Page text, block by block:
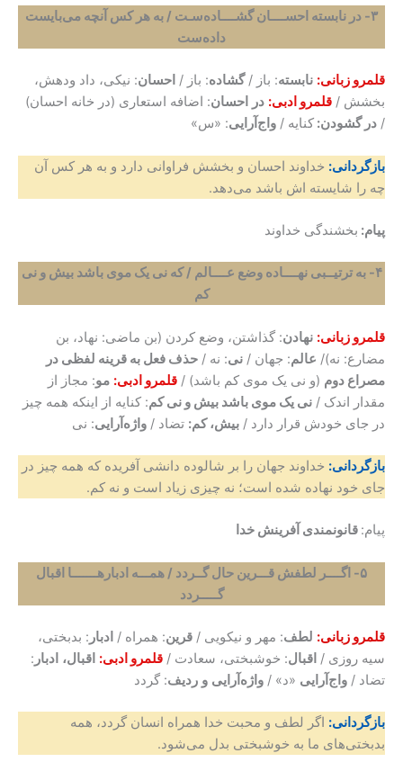
۳- در نابسته احســــان گشــــاده‌سـت / به هر کس آنچه می‌بایست
داده‌ست
قلمرو زبانی: نابسته: باز /گشاده: باز / احسان: نیکی، داد ودهش،
بخشش / قلمرو ادبی: در احسان: اضافه استعاری (در خانه احسان)
/ در گشودن: کنایه / واج‌آرایی: «س»
بازگردانی: خداوند احسان و بخشش فراوانی دارد و به هر کس آن
چه را شایسته اش باشد می‌دهد.
پیام: بخشندگی خداوند
۴- به ترتیــبی نهــــاده وضع عــــالم / که نی یک موی باشد بیش و نی
کم
قلمرو زبانی: نهادن: گذاشتن، وضع کردن (بن ماضی: نهاد، بن
مضارع: نه)/ عالم: جهان / نی: نه / حذف فعل به قرینه لفظی در
مصراع دوم (و نی یک موی کم باشد) / قلمرو ادبی: مو: مجاز از
مقدار اندک / نی یک موی باشد بیش و نی کم: کنایه از اینکه همه چیز
در جای خودش قرار دارد / بیش، کم: تضاد / واژه‌آرایی: نی
بازگردانی: خداوند جهان را بر شالوده دانشی آفریده که همه چیز در
جای خود نهاده شده است؛ نه چیزی زیاد است و نه کم.
پیام: قانونمندی آفرینش خدا
۵- اگــــر لطفش قـــرین حال گــردد / همـــه ادبارهـــــــا اقبال
گـــــردد
قلمرو زبانی: لطف: مهر و نیکویی / قرین: همراه / ادبار : بدبختی،
سیه روزی / اقبال: خوشبختی، سعادت / قلمرو ادبی: اقبال، ادبار :
تضاد / واج‌آرایی «د» / واژه‌آرایی و ردیف: گردد
بازگردانی: اگر لطف و محبت خدا همراه انسان گردد، همه
بدبختی‌های ما به خوشبختی بدل می‌شود.